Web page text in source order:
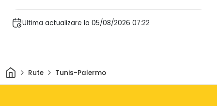
Ultima actualizare la 05/08/2026 07:22
AcasăRute Tunis-Palermo